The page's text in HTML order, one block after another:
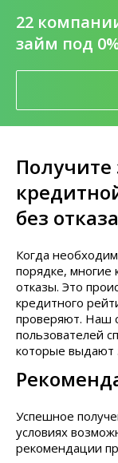
22
займ под
без отказа
Когда
порядке, многие
отказы. Это
кредитного
проверяют. Наш
пользователей
которые выдают
Успешное
условиях
рекомендации